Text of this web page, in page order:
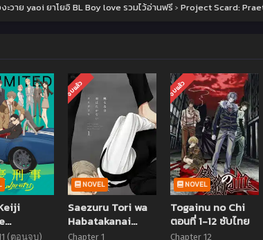
วาย yaoi ยาโยอิ BL Boy love รวมไว้อ่านฟรี › Project Scard:
(ตอนจบ)
จบแล้ว
NOVEL
Saezuru Tori wa
Habatakanai
Twittering Birds
Chapter 1
จบแล้ว
NOVEL
Togainu no Chi
ตอนที่ 1-12 ซับไทย
Chapter 12